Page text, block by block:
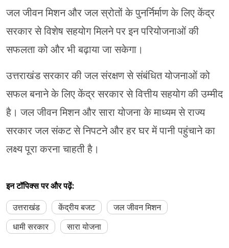
जल जीवन मिशन और जल स्रोतों के पुनर्निर्माण के लिए केंद्र
सरकार से विशेष सहयोग मिलने पर इन परियोजनाओं की
सफलता को और भी बढ़ाया जा सकेगा।
उत्तराखंड सरकार की जल संरक्षण से संबंधित योजनाओं को
सफल बनाने के लिए केंद्र सरकार से वित्तीय सहयोग की उम्मीद
है। जल जीवन मिशन और सारा योजना के माध्यम से राज्य
सरकार जल संकट से निपटने और हर घर में पानी पहुंचाने का
लक्ष्य पूरा करना चाहती है।
इन टॉपिक्स पर और पढ़ें:
उत्तराखंड
केंद्रीय बजट
जल जीवन मिशन
धामी सरकार
सारा योजना